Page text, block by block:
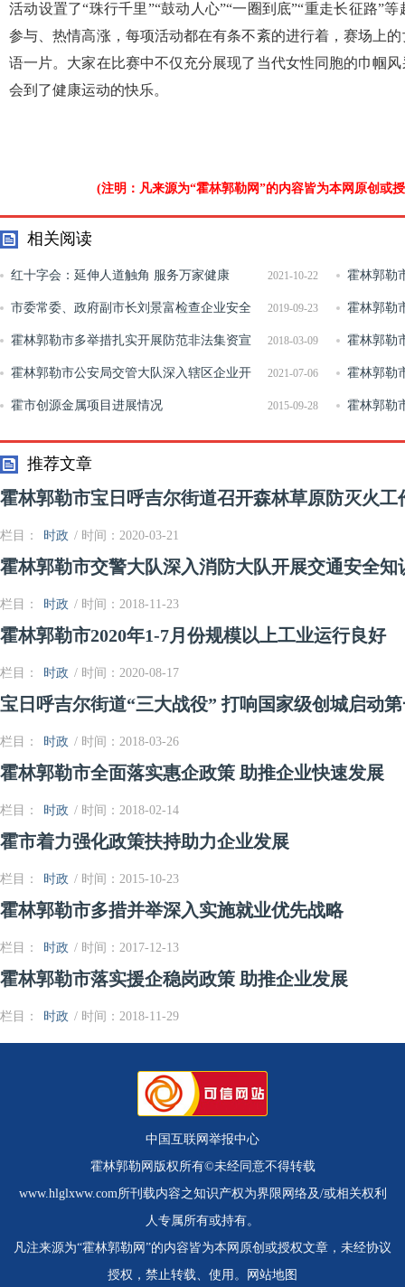
活动设置了“珠行千里”“鼓动人心”“一圈到底”“重走长征路”
参与、热情高涨，每项活动都在有条不紊的进行着，赛场上
语一片。大家在比赛中不仅充分展现了当代女性同胞的巾帼
会到了健康运动的快乐。
(注明：凡来源为“霍林郭勒网”的内容皆为本网原创或
相关阅读
2021-10-22
红十字会：延伸人道触角 服务万家健康 霍林郭勒
查工作
2019-09-23
市委常委、政府副市长刘景富检查企业安全
生产工作
霍林郭勒
2018-03-09
霍林郭勒市多举措扎实开展防范非法集资宣
传教育活动
霍林郭勒
步月活动
2021-07-06
霍林郭勒市公安局交管大队深入辖区企业开
展交通安全知识宣传
霍林郭勒
调度会议
2015-09-28
霍市创源金属项目进展情况 霍林郭勒
首场交友联
推荐文章
霍林郭勒市宝日呼吉尔街道召开森林草原防灭火工
栏目： 时政 / 时间：2020-03-21
霍林郭勒市交警大队深入消防大队开展交通安全知
栏目： 时政 / 时间：2018-11-23
霍林郭勒市2020年1-7月份规模以上工业运行良好
栏目： 时政 / 时间：2020-08-17
宝日呼吉尔街道“三大战役” 打响国家级创城启动
栏目： 时政 / 时间：2018-03-26
霍林郭勒市全面落实惠企政策 助推企业快速发展
栏目： 时政 / 时间：2018-02-14
霍市着力强化政策扶持助力企业发展
栏目： 时政 / 时间：2015-10-23
霍林郭勒市多措并举深入实施就业优先战略
栏目： 时政 / 时间：2017-12-13
霍林郭勒市落实援企稳岗政策 助推企业发展
栏目： 时政 / 时间：2018-11-29
中国互联网举报中心
霍林郭勒网版权所有©未经同意不得转载
www.hlglxww.com所刊载内容之知识产权为界限网络及/或相关权利
人专属所有或持有。
凡注来源为“霍林郭勒网”的内容皆为本网原创或授权文章，未经协议
授权，禁止转载、使用。
网站地图